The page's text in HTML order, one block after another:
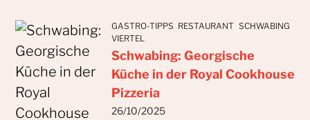
GASTRO-TIPPS RESTAURANT SCHWABING
VIERTEL
Schwabing: Georgische
Küche in der Royal Cookhouse
Pizzeria
26/10/2025